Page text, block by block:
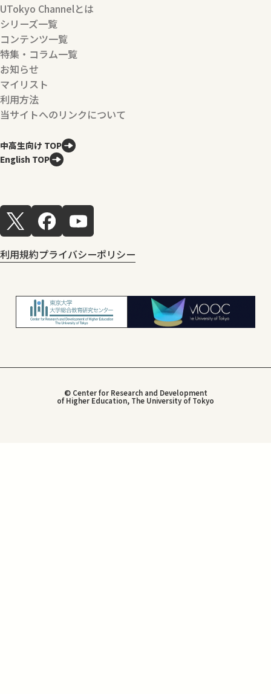
UTokyo Channelとは
シリーズ一覧
コンテンツ一覧
特集・コラム一覧
お知らせ
マイリスト
利用方法
当サイトへのリンクについて
中高生向け TOP
English TOP
利用規約プライバシーポリシー
© Center for Research and Development
of Higher Education, The University of Tokyo